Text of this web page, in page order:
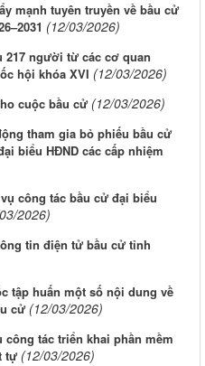
mạnh tuyên truyền về bầu cử
(12/03/2026)
người từ các cơ quan
hội khóa XVI (12/03/2026)
cuộc bầu cử (12/03/2026)
tham gia bỏ phiếu bầu cử
biểu HĐND các cấp nhiệm
công tác bầu cử đại biểu
2026)
tin điện tử bầu cử tỉnh
tập huấn một số nội dung về
cử (12/03/2026)
tác triển khai phần mềm
tự (12/03/2026)